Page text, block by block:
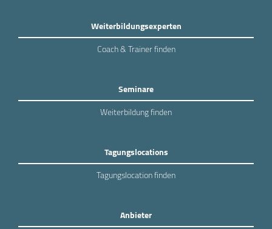
Weiterbildungsexperten
Coach & Trainer finden
Seminare
Weiterbildung finden
Tagungslocations
Tagungslocation finden
Anbieter